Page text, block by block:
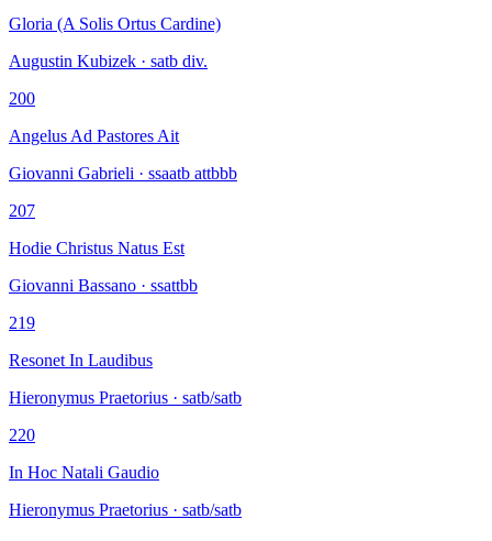
Gloria (A Solis Ortus Cardine)
Augustin Kubizek · satb div.
200
Angelus Ad Pastores Ait
Giovanni Gabrieli · ssaatb attbbb
207
Hodie Christus Natus Est
Giovanni Bassano · ssattbb
219
Resonet In Laudibus
Hieronymus Praetorius · satb/satb
220
In Hoc Natali Gaudio
Hieronymus Praetorius · satb/satb